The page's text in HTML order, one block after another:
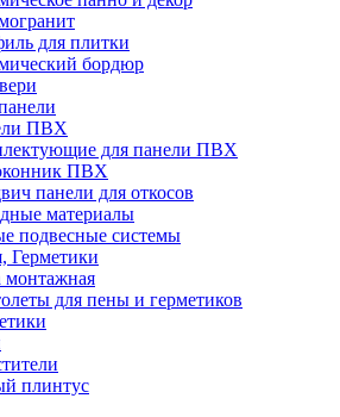
для плитки
бордюр
ПВХ
для панели ПВХ
ПВХ
панели для откосов
материалы
подвесные системы
Герметики
монтажная
для пены и герметиков
плинтус